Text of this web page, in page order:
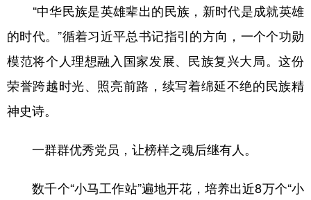
“中华民族是英雄辈出的民族，新时代是成就英雄
的时代。”循着习近平总书记指引的方向，一个个功勋
模范将个人理想融入国家发展、民族复兴大局。这份
荣誉跨越时光、照亮前路，续写着绵延不绝的民族精
神史诗。
一群群优秀党员，让榜样之魂后继有人。
数千个“小马工作站”遍地开花，培养出近8万个“小